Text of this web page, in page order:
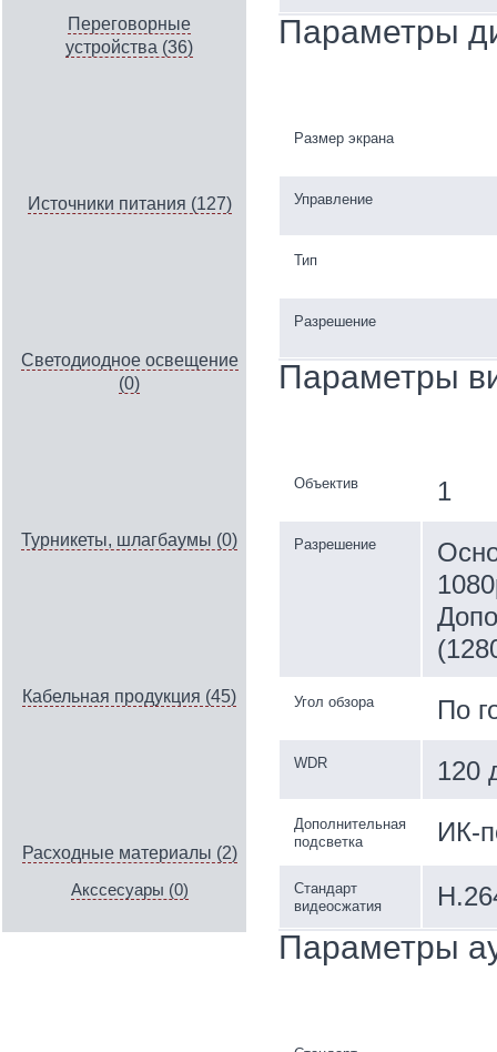
Переговорные
устройства (36)
Источники питания (127)
Светодиодное освещение
(0)
Турникеты, шлагбаумы (0)
Кабельная продукция (45)
Расходные материалы (2)
Акссесуары (0)
Параметры
Размер экрана
Управление
Тип
Разрешение
Параметры
Объектив 1
Разрешение
Угол обзора По
WDR 120
Дополнительная
подсветка
ИК-
Стандарт
видеосжатия
Параметры